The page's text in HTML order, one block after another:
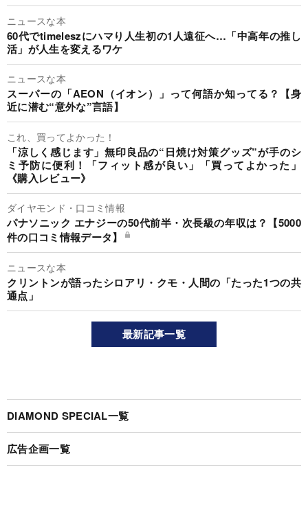
ニュースな本
60代でtimeleszにハマり人生初の1人遠征へ…「中高年の推し
活」が人生を変えるワケ
ニュースな本
スーパーの「AEON（イオン）」って何語か知ってる？【身
近に潜む“意外な”言語】
これ、買ってよかった！
「涼しく感じます」無印良品の“日焼け対策グッズ”が手のシ
ミ予防に便利！「フィット感が良い」「買ってよかった」
《購入レビュー》
ダイヤモンド・口コミ情報
パナソニック エナジーの50代前半・次長級の年収は？【5000
件の口コミ情報データ】
ニュースな本
クリントンが語ったシロアリ・クモ・人間の「たった1つの共
通点」
最新記事一覧
DIAMOND SPECIAL一覧
広告企画一覧